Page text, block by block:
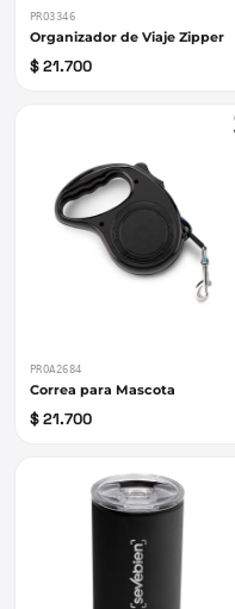
PRO3346
Organizador de Viaje Zipper
$ 21.700
PROA2684
Correa para Mascota
$ 21.700